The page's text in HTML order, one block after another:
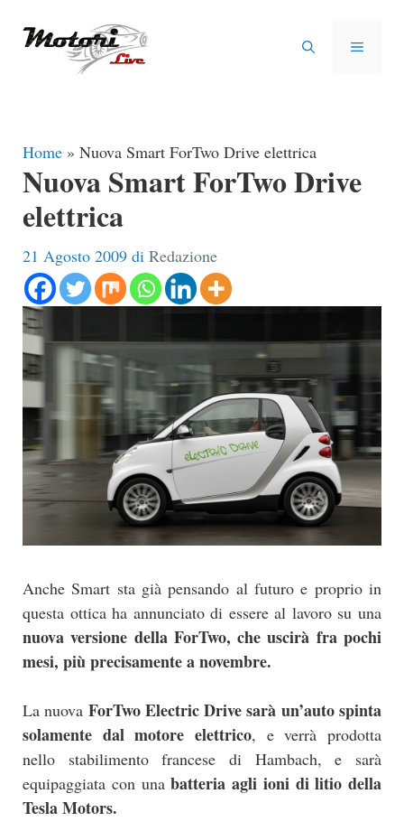
MENU
Home » Nuova Smart ForTwo Drive elettrica
Nuova Smart ForTwo Drive
elettrica
21 Agosto 2009 di Redazione
Anche Smart sta già pensando al futuro e proprio in
questa ottica ha annunciato di essere al lavoro su una
nuova versione della ForTwo, che uscirà fra pochi
mesi, più precisamente a novembre.
La nuova ForTwo Electric Drive sarà un’auto spinta
solamente dal motore elettrico, e verrà prodotta
nello stabilimento francese di Hambach, e sarà
equipaggiata con unabatteria agli ioni di litio della
Tesla Motors.